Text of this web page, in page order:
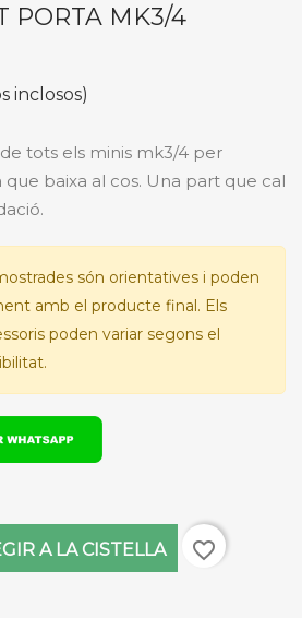
PORTA MK3/4
inclosos)
tots els minis mk3/4 per
baixa al cos. Una part que cal
són orientatives i poden
amb el producte final. Els
poden variar segons el
A LA CISTELLA
favorite_border